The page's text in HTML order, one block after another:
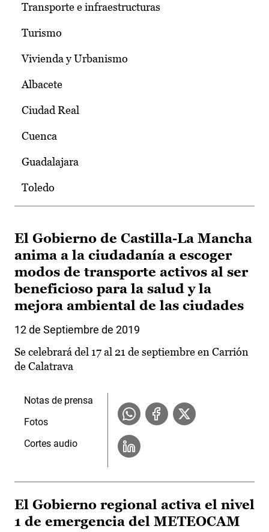
Transporte e infraestructuras
Turismo
Vivienda y Urbanismo
Albacete
Ciudad Real
Cuenca
Guadalajara
Toledo
El Gobierno de Castilla-La Mancha
anima a la ciudadanía a escoger
modos de transporte activos al ser
beneficioso para la salud y la
mejora ambiental de las ciudades
12 de Septiembre de 2019
Se celebrará del 17 al 21 de septiembre en Carrión
de Calatrava
Notas de prensa
Fotos
Cortes audio
El Gobierno regional activa el nivel
1 de emergencia del METEOCAM